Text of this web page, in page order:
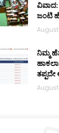
ವಿವಾದ:
ಜಂಟಿ
August
ನಿಮ್ಮ
ತಪ್ಪದೇ
August